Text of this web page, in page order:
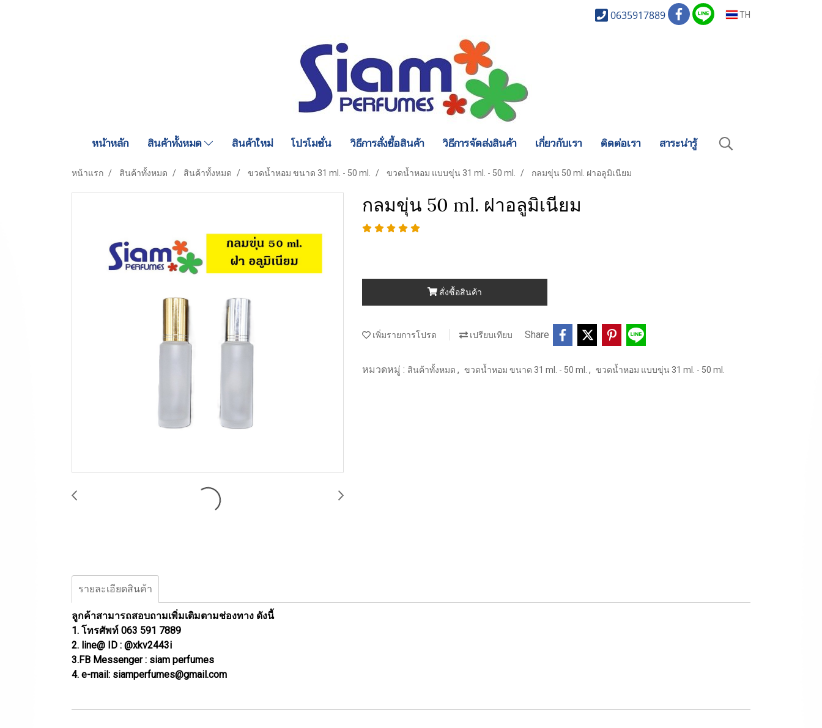
0635917889 TH
หน้าหลัก สินค้าทั้งหมด สินค้าใหม่ โปรโมชั่น วิธีการสั่งซื้อสินค้า วิธีการจัดส่งสินค้า เกี่ยวกับเรา ติดต่อเรา สาระน่ารู้
หน้าแรก สินค้าทั้งหมด สินค้าทั้งหมด ขวดน้ำหอม ขนาด 31 ml. - 50 ml. ขวดน้ำหอม แบบขุ่น 31 ml. - 50 ml. กลมขุ่น 50 ml. ฝาอลูมิเนียม
กลมขุ่น 50 ml. ฝาอลูมิเนียม
สั่งซื้อสินค้า
เพิ่มรายการโปรด เปรียบเทียบ Share
หมวดหมู่ : สินค้าทั้งหมด , ขวดน้ำหอม ขนาด 31 ml. - 50 ml. , ขวดน้ำหอม แบบขุ่น 31 ml. - 50 ml.
รายละเอียดสินค้า
ลูกค้าสามารถสอบถามเพิ่มเติมตามช่องทาง ดังนี้
1. โทรศัพท์ 063 591 7889
2. line@ ID : @xkv2443i
3.FB Messenger : siam perfumes
4. e-mail: siamperfumes@gmail.com